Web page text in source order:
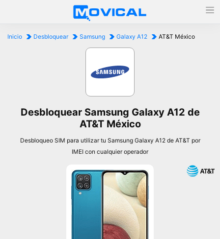
Inicio Desbloquear Samsung Galaxy A12 AT&T México
Desbloquear Samsung Galaxy A12 de
AT&T México
Desbloqueo SIM para utilizar tu Samsung Galaxy A12 de AT&T por
IMEI con cualquier operador